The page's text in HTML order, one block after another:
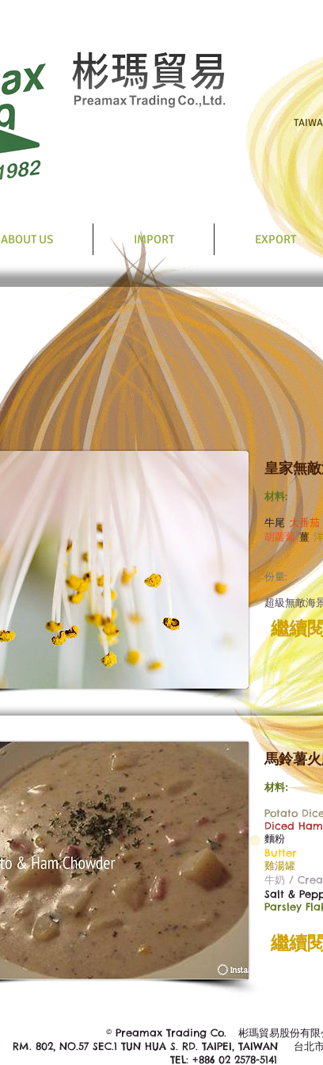
ABOUT US IMPORT EXPORT
皇家無
材料:
牛尾 大番茄
胡蘿蔔 薑
份量:
超級無敵海
繼續
馬鈴薯
材料:
Potato
Diced
麵粉
Butter
雞湯罐
牛奶 /
Salt &
Parsley
繼續
© Preamax Trading Co. 彬瑪貿易股份有限
RM. 802, NO.57 SEC.1 TUN HUA S. RD. TAIPEI, TAIWAN 台北
TEL: +886 02 2578-5141